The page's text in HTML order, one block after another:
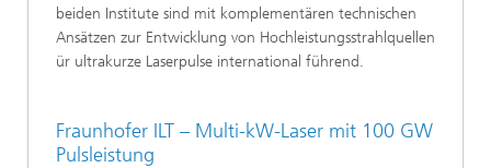
beiden Institute sind mit komplementären technischen
Ansätzen zur Entwicklung von Hochleistungsstrahlquellen
ür ultrakurze Laserpulse international führend.
Fraunhofer ILT – Multi-kW-Laser mit 100 GW
Pulsleistung